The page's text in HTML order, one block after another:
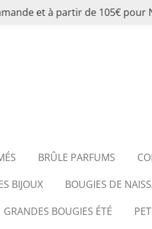
et à partir de 105€ pour
BRÛLE PARFUMS
BIJOUX BOUGIES DE
GRANDES BOUGIES ÉTÉ